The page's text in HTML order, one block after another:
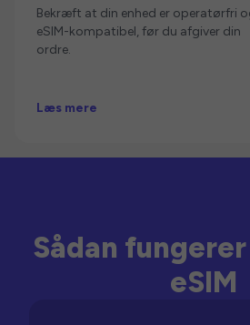
Bekræft at din enhed er operatørfri
eSIM-kompatibel, før du afgiver din
ordre.
Læs mere
Sådan
eSIM